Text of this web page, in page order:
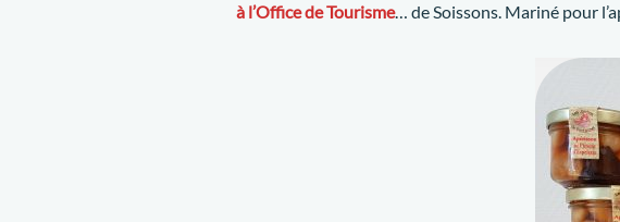
à l’Office de Tourisme… de Soissons. Mariné pour